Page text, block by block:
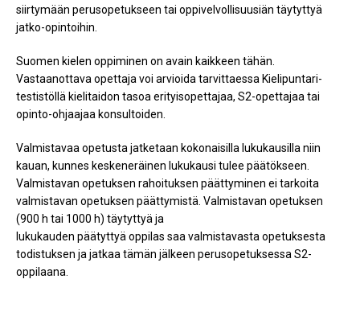
siirtymään perusopetukseen tai oppivelvollisuusiän täytyttyä
jatko-opintoihin.
Suomen kielen oppiminen on avain kaikkeen tähän.
Vastaanottava opettaja voi arvioida tarvittaessa Kielipuntari-
testistöllä kielitaidon tasoa erityisopettajaa, S2-opettajaa tai
opinto-ohjaajaa konsultoiden.
Valmistavaa opetusta jatketaan kokonaisilla lukukausilla niin
kauan, kunnes keskeneräinen lukukausi tulee päätökseen.
Valmistavan opetuksen rahoituksen päättyminen ei tarkoita
valmistavan opetuksen päättymistä. Valmistavan opetuksen
(900 h tai 1000 h) täytyttyä ja
lukukauden päätyttyä oppilas saa valmistavasta opetuksesta
todistuksen ja jatkaa tämän jälkeen perusopetuksessa S2-
oppilaana.